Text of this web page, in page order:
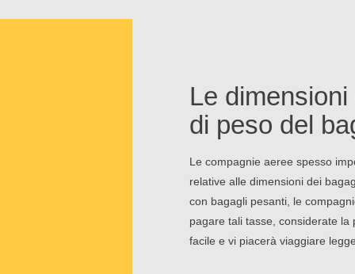
Le
di peso del
Le compagnie aeree spesso
relative alle dimensioni dei
con bagagli pesanti, le
pagare tali tasse, considerate la
facile e vi piacerà viaggiare